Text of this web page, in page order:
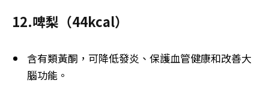
12.啤梨（44kcal）
含有類黃酮，可降低發炎、保護血管健康和改善大
腦功能。